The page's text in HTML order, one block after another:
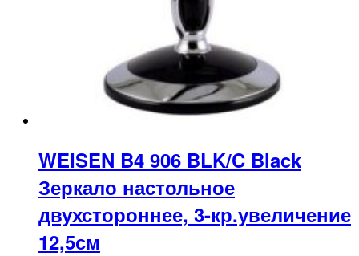
WEISEN B4 906 BLK/C Black
Зеркало настольное
двухстороннее, 3-кр.увеличение
12,5см